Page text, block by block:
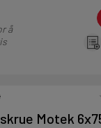
å
Motek